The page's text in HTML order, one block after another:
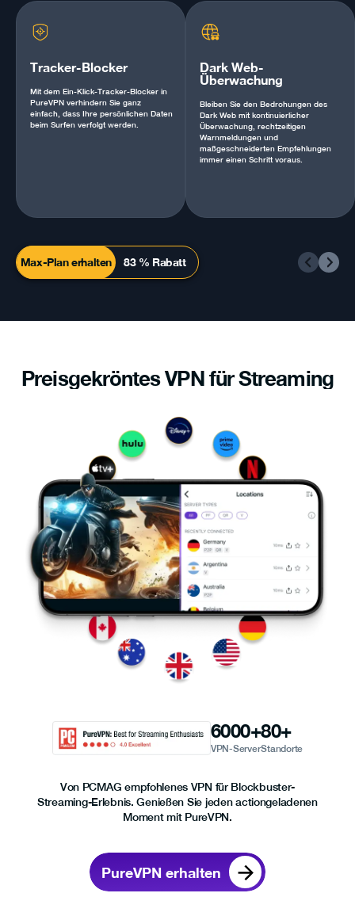
Tracker-Blocker
Mit dem Ein-Klick-Tracker-Blocker in
PureVPN verhindern Sie ganz
einfach, dass Ihre persönlichen Daten
beim Surfen verfolgt werden.
Dark Web-
Überwachung
Bleiben Sie den Bedrohungen des
Dark Web mit kontinuierlicher
Überwachung, rechtzeitigen
Warnmeldungen und
maßgeschneiderten Empfehlungen
immer einen Schritt voraus.
Max-Plan erhalten 83 % Rabatt
Preisgekröntes VPN für Streaming
6000+
VPN-Server
80+
Standorte
Von PCMAG empfohlenes VPN für Blockbuster-
Streaming-Erlebnis. Genießen Sie jeden actiongeladenen
Moment mit PureVPN.
PureVPN erhalten